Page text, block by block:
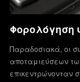
Φορολόγηση
Παραδοσιακά, οι
αποταμιεύσεων
επικεντρώνονταν